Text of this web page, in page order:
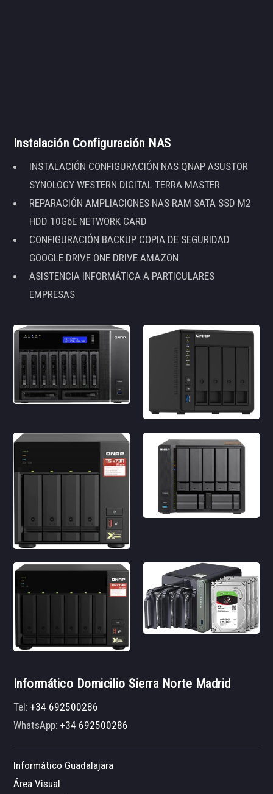
Instalación Configuración NAS
INSTALACIÓN CONFIGURACIÓN NAS QNAP ASUSTOR
SYNOLOGY WESTERN DIGITAL TERRA MASTER
REPARACIÓN AMPLIACIONES NAS RAM SATA SSD M2
HDD 10GbE NETWORK CARD
CONFIGURACIÓN BACKUP COPIA DE SEGURIDAD
GOOGLE DRIVE ONE DRIVE AMAZON
ASISTENCIA INFORMÁTICA A PARTICULARES
EMPRESAS
Informático Domicilio Sierra Norte Madrid
Tel:+34 692500286
WhatsApp:+34 692500286
Informático Guadalajara
Área Visual